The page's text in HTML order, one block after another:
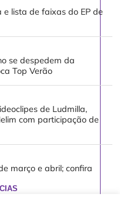
e lista de faixas do EP de
se despedem da
Top Verão
de Ludmilla,
com participação de
março e abril; confira